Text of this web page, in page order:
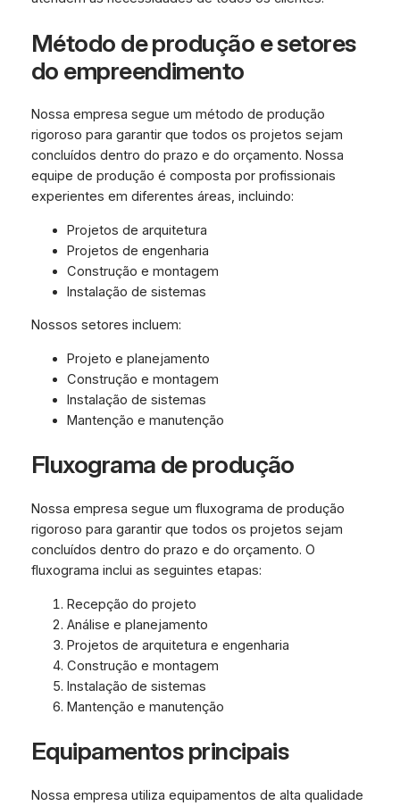
Método de produção e setores
do empreendimento
Nossa empresa segue um método de produção
rigoroso para garantir que todos os projetos sejam
concluídos dentro do prazo e do orçamento. Nossa
equipe de produção é composta por profissionais
experientes em diferentes áreas, incluindo:
Projetos de arquitetura
Projetos de engenharia
Construção e montagem
Instalação de sistemas
Nossos setores incluem:
Projeto e planejamento
Construção e montagem
Instalação de sistemas
Mantenção e manutenção
Fluxograma de produção
Nossa empresa segue um fluxograma de produção
rigoroso para garantir que todos os projetos sejam
concluídos dentro do prazo e do orçamento. O
fluxograma inclui as seguintes etapas:
Recepção do projeto
Análise e planejamento
Projetos de arquitetura e engenharia
Construção e montagem
Instalação de sistemas
Mantenção e manutenção
Equipamentos principais
Nossa empresa utiliza equipamentos de alta qualidade